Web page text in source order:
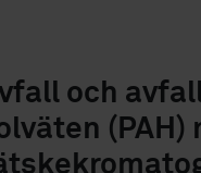
och
(PAH)